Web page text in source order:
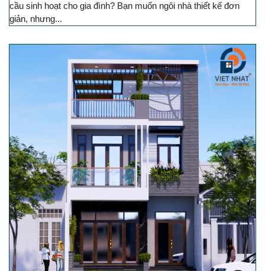
cầu sinh hoạt cho gia đình? Bạn muốn ngôi nhà thiết kế đơn
giản, nhưng...